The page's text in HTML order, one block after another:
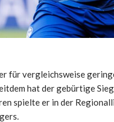
für vergleichsweise
hat der gebürtige
spielte er in der